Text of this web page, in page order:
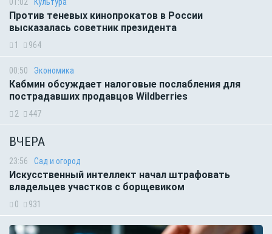
Против теневых кинопрокатов в России
высказалась советник президента
1 964
00:50 Экономика
Кабмин обсуждает налоговые послабления для
пострадавших продавцов Wildberries
2 447
ВЧЕРА
23:56 Сад и огород
Искусственный интеллект начал штрафовать
владельцев участков с борщевиком
0 931